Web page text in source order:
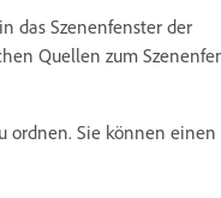
das Szenenfenster der
Quellen zum
ordnen. Sie können einen